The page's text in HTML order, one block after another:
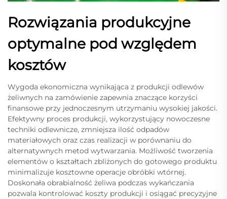
Rozwiązania produkcyjne
optymalne pod względem
kosztów
Wygoda ekonomiczna wynikająca z produkcji odlewów
żeliwnych na zamówienie zapewnia znaczące korzyści
finansowe przy jednoczesnym utrzymaniu wysokiej jakości.
Efektywny proces produkcji, wykorzystujący nowoczesne
techniki odlewnicze, zmniejsza ilość odpadów
materiałowych oraz czas realizacji w porównaniu do
alternatywnych metod wytwarzania. Możliwość tworzenia
elementów o kształtach zbliżonych do gotowego produktu
minimalizuje kosztowne operacje obróbki wtórnej.
Doskonała obrabialność żeliwa podczas wykańczania
pozwala kontrolować koszty produkcji i osiągać precyzyjne